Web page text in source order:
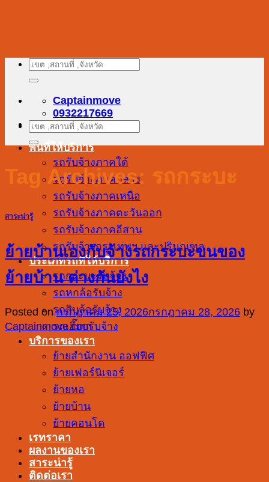
เนื้อหา
พื้นที่ให้บริการ
รถรับจ้างภาคใต้
รถรับจ้างภาคกลาง
รถรับจ้างภาคเหนือ
รถรับจ้างภาคตะวันออก
รถรับจ้างภาคอีสาน
รถรับจ้างกรุงเทพฯ และปริมณฑล
ประเภทรถที่ให้บริการ
รถกระบะรับจ้าง
รถหกล้อรับจ้าง
รถสิบล้อรับจ้าง
รถเฮี๊ยบรับจ้าง
บริการของเรา
ย้ายสำนักงาน ออฟฟิศ
ย้ายเฟอร์นิเจอร์
ย้ายหอ
ย้ายบ้าน
ย้ายคอนโด
เรทราคา
ผลงานของเรา
สาระน่ารู้
ติดต่อเรา
ค้นหา:
Captainmove
0932217669
ค้นหา:
Tag Archives: รถกระบะ
สาระน่ารู้
ย้ายบ้านเองกับจ้างรถกระบะขนของ
ย้ายบ้าน ต่างกันยังไง
Posted onกรกฎาคม 25, 2026กรกฎาคม 28, 2026 by
Captainmove.com